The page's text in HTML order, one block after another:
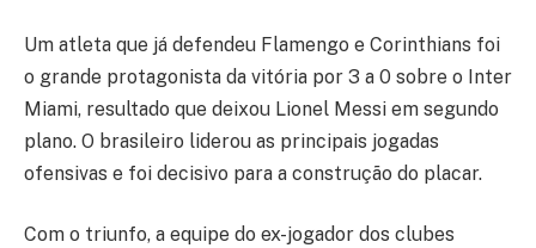
Um atleta que já defendeu Flamengo e Corinthians foi
o grande protagonista da vitória por 3 a 0 sobre o Inter
Miami, resultado que deixou Lionel Messi em segundo
plano. O brasileiro liderou as principais jogadas
ofensivas e foi decisivo para a construção do placar.
Com o triunfo, a equipe do ex-jogador dos clubes